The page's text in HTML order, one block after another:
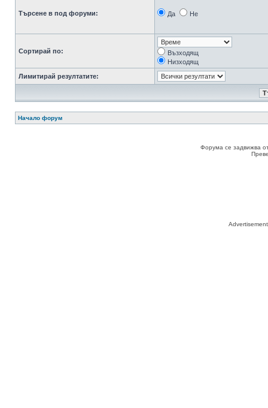
Търсене в под форуми: Да Не
Сортирай по:
Възходящ
Низходящ
Лимитирай резултатите:
Начало форум
Форума се задвижва